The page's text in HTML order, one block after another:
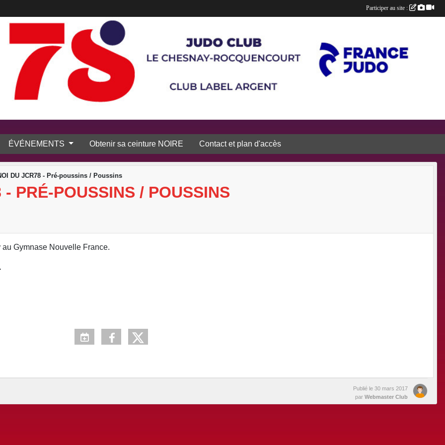
ÉVÉNEMENTS Obtenir sa ceinture NOIRE Contact et plan d'accès
DU JCR78 - Pré-poussins / Poussins
PRÉ-POUSSINS / POUSSINS
Gymnase Nouvelle France.
Publié le 30 mars 2017
par Webmaster Club
Participer au site :